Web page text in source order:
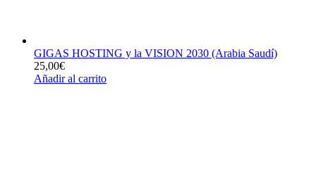
GIGAS HOSTING y la VISION 2030 (Arabia Saudí)
25,00€
Añadir al carrito